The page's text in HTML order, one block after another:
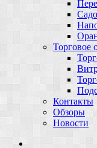
Торговое
Контакты
Обзоры
Новости